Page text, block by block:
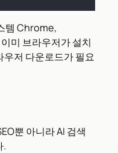
템 Chrome,
미 브라우저가 설치
저 다운로드가 필요
뿐 아니라 AI 검색
.